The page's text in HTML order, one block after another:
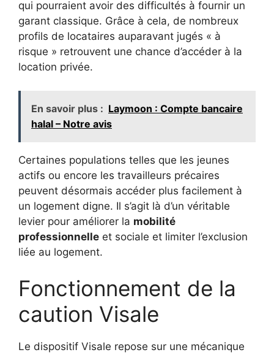
qui pourraient avoir des difficultés à fournir un
garant classique. Grâce à cela, de nombreux
profils de locataires auparavant jugés « à
risque » retrouvent une chance d’accéder à la
location privée.
En savoir plus : Laymoon : Compte bancaire
halal – Notre avis
Certaines populations telles que les jeunes
actifs ou encore les travailleurs précaires
peuvent désormais accéder plus facilement à
un logement digne. Il s’agit là d’un véritable
levier pour améliorer la mobilité
professionnelle et sociale et limiter l’exclusion
liée au logement.
Fonctionnement de la
caution Visale
Le dispositif Visale repose sur une mécanique